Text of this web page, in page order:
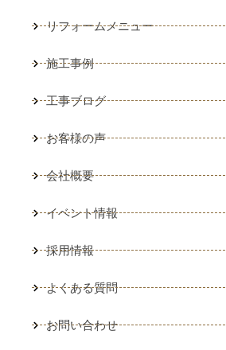
リフォームメニュー
施工事例
工事ブログ
お客様の声
会社概要
イベント情報
採用情報
よくある質問
お問い合わせ